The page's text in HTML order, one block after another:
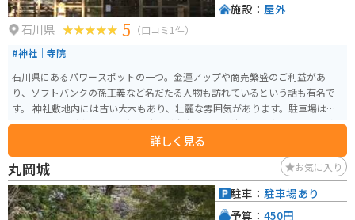
石川県 5 （口コミ1件）
#神社｜寺院
石川県にあるパワースポットの一つ。金運アップや商売繁盛のご利益があ
り、ソフトバンクの孫正義など名だたる人物も訪れているという話も有名で
す。 神社敷地内には古い大木もあり、壮麗な雰囲気があります。駐車場は狭
く、土日祝など車の場合は待ち時間が発生する可能性も。駐車場と境内は隣
接していますが、長い階段を登って正門からの入場もおすすめです。
詳しく見る
施設： 屋外
丸岡城 お気に入り
駐車： 駐車場あり
予算： 450円